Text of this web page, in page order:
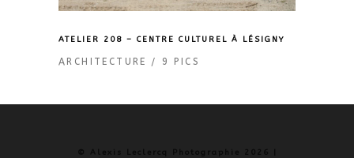
ATELIER 208 – CENTRE CULTUREL À LÉSIGNY
ARCHITECTURE 9 PICS
© Alexis Leclercq Photographie 2026 |